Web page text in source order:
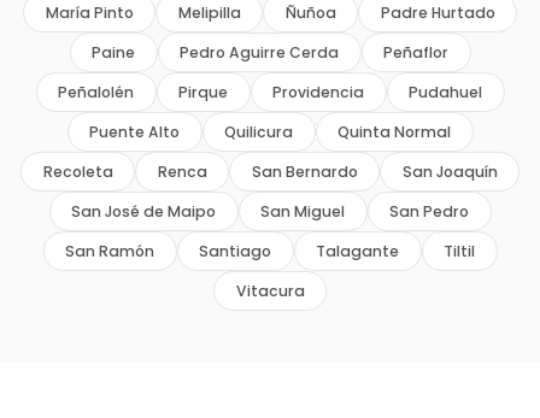
María Pinto Melipilla Ñuñoa
Padre Hurtado
Paine
Pedro Aguirre Cerda
Peñaflor
Peñalolén
Pirque Providencia
Pudahuel
Puente Alto
Quilicura
Quinta Normal
Recoleta
Renca San Bernardo
San Joaquín
San José de Maipo
San Miguel
San Pedro
San Ramón
Santiago Talagante
Tiltil
Vitacura